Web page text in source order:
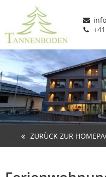
ZURÜCK ZUR